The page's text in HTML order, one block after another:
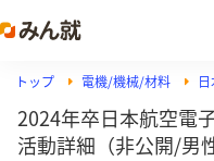
トップ 電機/機械/材料
2024年卒日本航空電
活動詳細（非公開/男